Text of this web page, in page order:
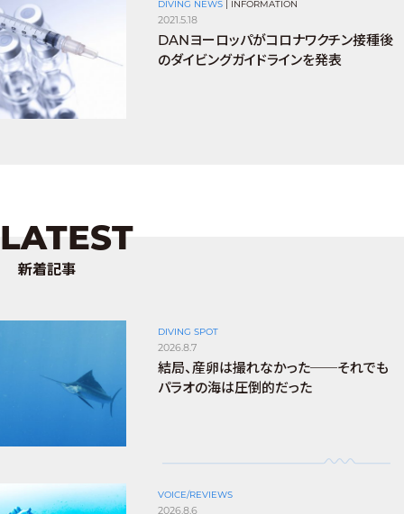
DIVING NEWS INFORMATION
2021.5.18
DANヨーロッパがコロナワクチン接種後
のダイビングガイドラインを発表
LATEST
新着記事
DIVING SPOT
2026.8.7
結局、産卵は撮れなかった──それでも
パラオの海は圧倒的だった
VOICE/REVIEWS
2026.8.6